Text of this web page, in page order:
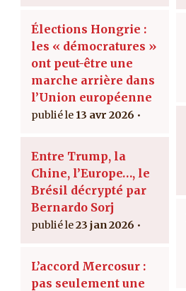
Élections Hongrie :
les « démocratures »
ont peut-être une
marche arrière dans
l’Union européenne
13 avr 2026
Entre Trump, la
Chine, l’Europe…, le
Brésil décrypté par
Bernardo Sorj
23 jan 2026
L’accord Mercosur :
pas seulement une